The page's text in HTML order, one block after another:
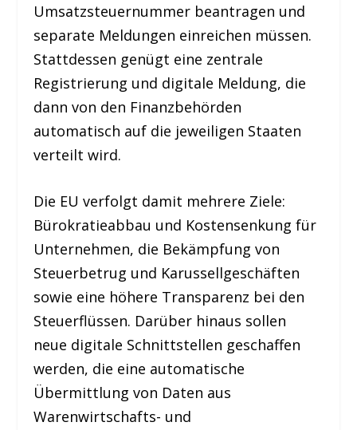
Umsatzsteuernummer beantragen und
separate Meldungen einreichen müssen.
Stattdessen genügt eine zentrale
Registrierung und digitale Meldung, die
dann von den Finanzbehörden
automatisch auf die jeweiligen Staaten
verteilt wird.
Die EU verfolgt damit mehrere Ziele:
Bürokratieabbau und Kostensenkung für
Unternehmen, die Bekämpfung von
Steuerbetrug und Karussellgeschäften
sowie eine höhere Transparenz bei den
Steuerflüssen. Darüber hinaus sollen
neue digitale Schnittstellen geschaffen
werden, die eine automatische
Übermittlung von Daten aus
Warenwirtschafts- und